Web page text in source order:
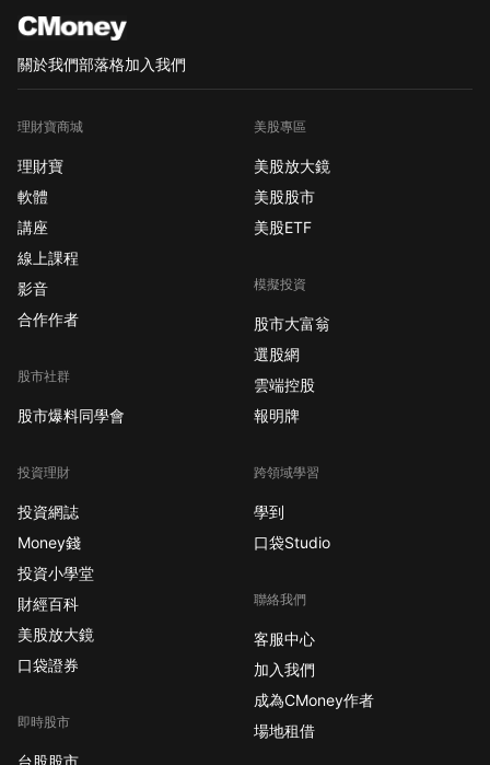
關於我們部落格加入我們
理財寶商城
理財寶
軟體
講座
線上課程
影音
合作作者
股市社群
股市爆料同學會
投資理財
投資網誌
Money錢
投資小學堂
財經百科
美股放大鏡
口袋證券
即時股市
美股專區
美股放大鏡
美股股市
美股ETF
模擬投資
股市大富翁
選股網
雲端控股
報明牌
跨領域學習
學到
口袋Studio
聯絡我們
客服中心
加入我們
成為CMoney作者
場地租借